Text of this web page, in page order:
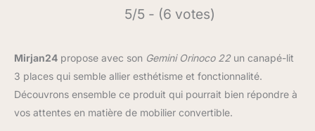
5/5 - (6 votes)
Mirjan24 propose avec son Gemini Orinoco 22un canapé-lit
3 places qui semble allier esthétisme et fonctionnalité.
Découvrons ensemble ce produit qui pourrait bien répondre à
vos attentes en matière de mobilier convertible.